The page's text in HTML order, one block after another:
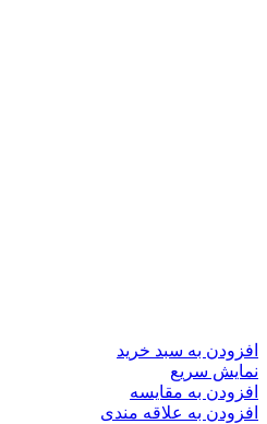
افزودن به سبد خرید
نمایش سریع
افزودن به مقایسه
افزودن به علاقه مندی